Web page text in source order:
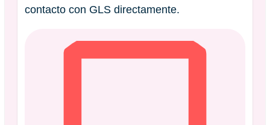
contacto con GLS directamente.